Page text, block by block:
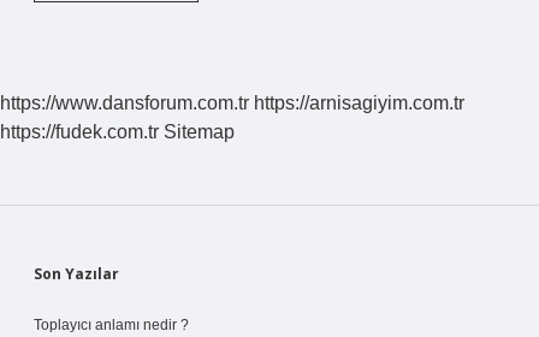
https://www.dansforum.com.tr https://arnisagiyim.com.tr
https://fudek.com.tr Sitemap
Sidebar
Son Yazılar
Toplayıcı anlamı nedir ?